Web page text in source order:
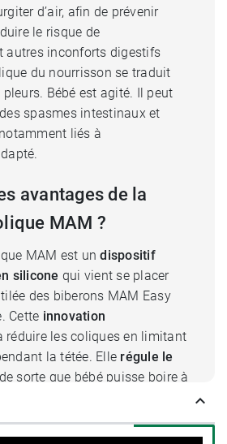
d’air, afin de prévenir
le risque de
autres inconforts digestifs
du nourrisson se traduit
Bébé est agité. Il peut
spasmes intestinaux et
liés à
avantages de la
MAM ?
MAM est undispositif
silicone qui vient se placer
des biberons MAM Easy
Cette innovation
réduire les coliques en limitant
la tétée. Elle régule le
sorte que bébé puisse boire à
l'air. Ingénieuse, elle
les ballonnements, pour que